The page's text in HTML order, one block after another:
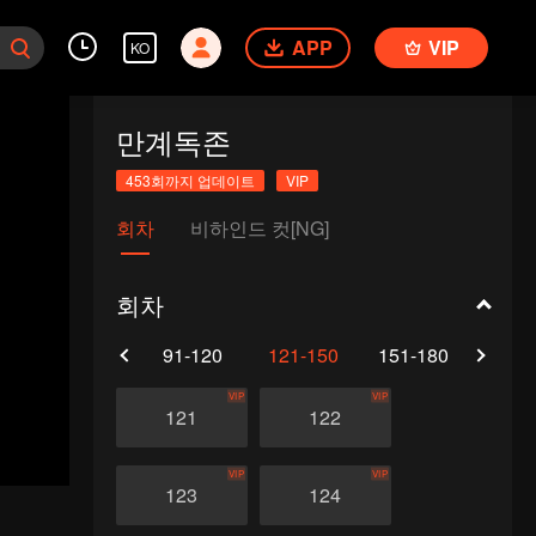
KO APP VIP
만계독존
453회까지 업데이트 VIP
회차 비하인드 컷[NG]
회차
91-120 121-150 151-180
121
VIP
122
VIP
123
VIP
124
VIP